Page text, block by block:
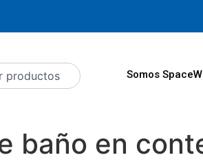
Somos
baño en